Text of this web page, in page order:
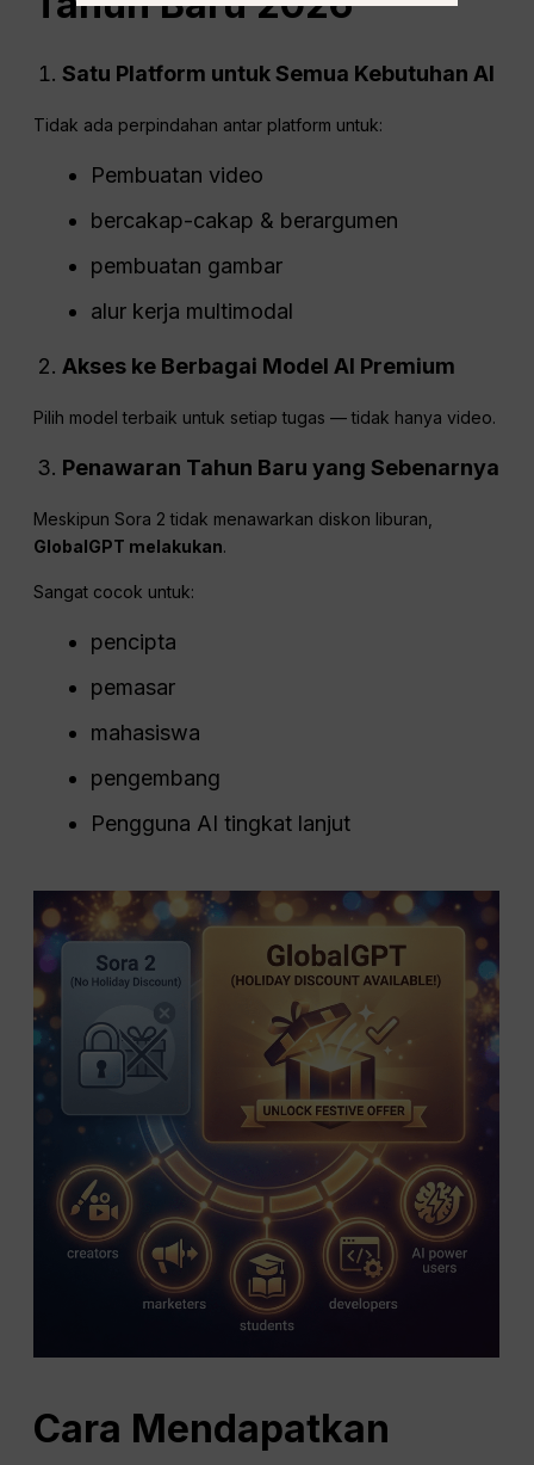
Satu Platform untuk Semua Kebutuhan AI
Tidak ada perpindahan antar platform untuk:
Pembuatan video
bercakap-cakap & berargumen
pembuatan gambar
alur kerja multimodal
Akses ke Berbagai Model AI Premium
Pilih model terbaik untuk setiap tugas — tidak hanya video.
Penawaran Tahun Baru yang Sebenarnya
Meskipun Sora 2 tidak menawarkan diskon liburan,
GlobalGPT melakukan.
Sangat cocok untuk:
pencipta
pemasar
mahasiswa
pengembang
Pengguna AI tingkat lanjut
Cara Mendapatkan